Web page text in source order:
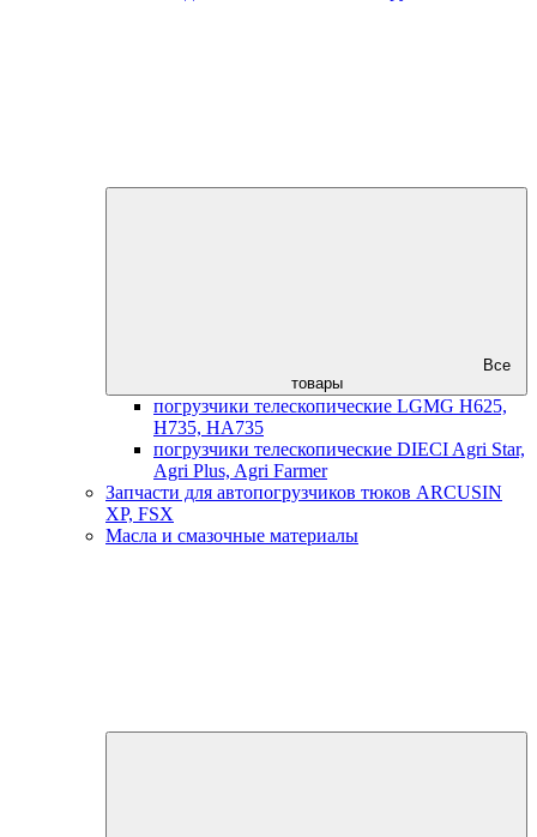
Все
товары
погрузчики телескопические LGMG H625,
H735, HA735
погрузчики телескопические DIECI Agri Star,
Agri Plus, Agri Farmer
Запчасти для автопогрузчиков тюков ARCUSIN
XP, FSX
Масла и смазочные материалы